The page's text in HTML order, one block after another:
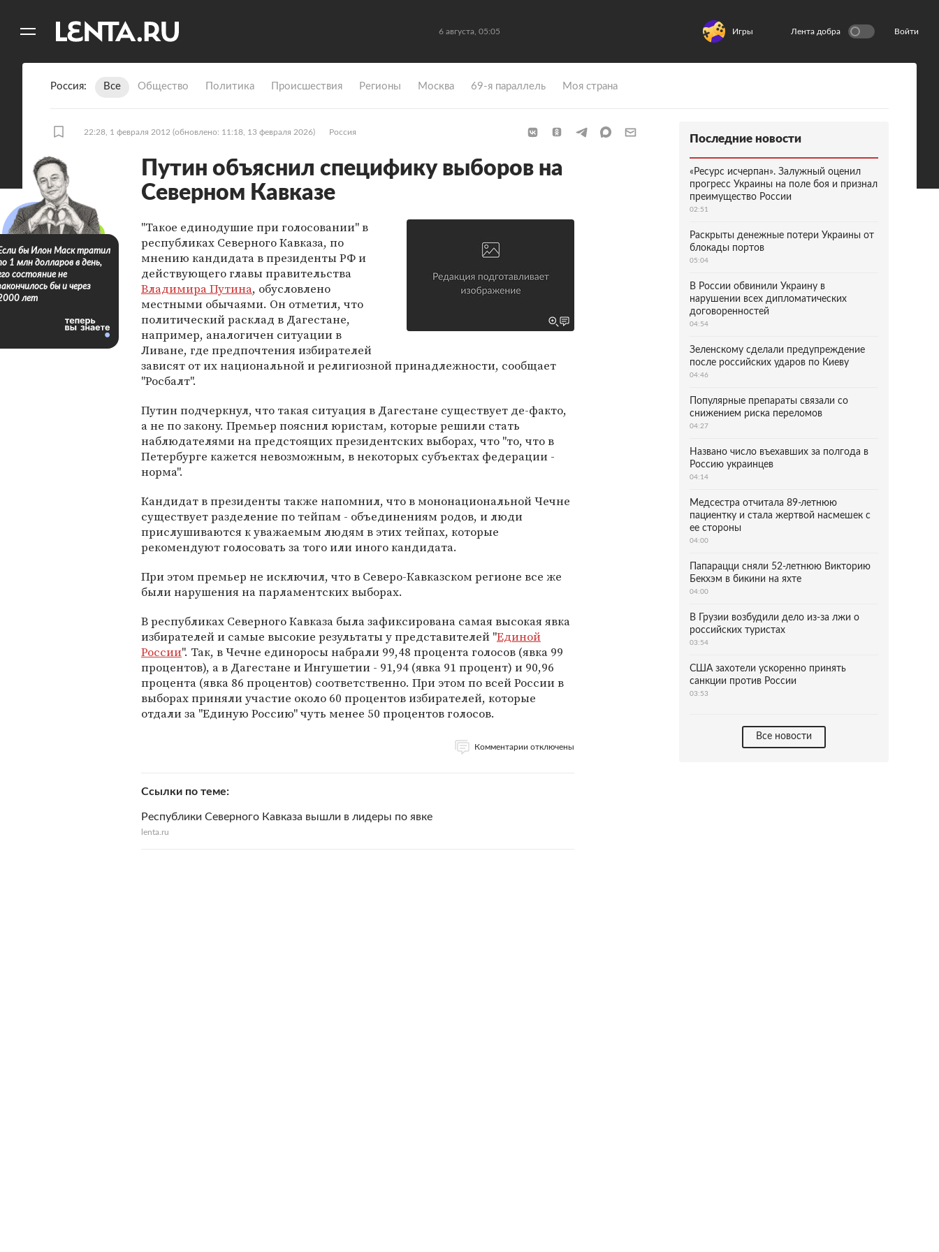
6 августа, 05:05 Игры Лента добра Войти
Россия Все Общество Политика Происшествия Регионы Москва 69-я параллель Моя страна
22:28, 1 февраля 2012 (обновлено: 11:18, 13 февраля 2026) Россия
Путин объяснил специфику выборов на
Северном Кавказе
"Такое единодушие при голосовании" в
республиках Северного Кавказа, по
мнению кандидата в президенты РФ и
действующего главы правительства
Владимира Путина, обусловлено
местными обычаями. Он отметил, что
политический расклад в Дагестане,
например, аналогичен ситуации в
Ливане, где предпочтения избирателей
зависят от их национальной и религиозной принадлежности, сообщает
"Росбалт".
Путин подчеркнул, что такая ситуация в Дагестане существует де-факто,
а не по закону. Премьер пояснил юристам, которые решили стать
наблюдателями на предстоящих президентских выборах, что "то, что в
Петербурге кажется невозможным, в некоторых субъектах федерации -
норма".
Кандидат в президенты также напомнил, что в мононациональной Чечне
существует разделение по тейпам - объединениям родов, и люди
прислушиваются к уважаемым людям в этих тейпах, которые
рекомендуют голосовать за того или иного кандидата.
При этом премьер не исключил, что в Северо-Кавказском регионе все же
были нарушения на парламентских выборах.
В республиках Северного Кавказа была зафиксирована самая высокая явка
избирателей и самые высокие результаты у представителей "Единой
России". Так, в Чечне единоросы набрали 99,48 процента голосов (явка 99
процентов), а в Дагестане и Ингушетии - 91,94 (явка 91 процент) и 90,96
процента (явка 86 процентов) соответственно. При этом по всей России в
выборах приняли участие около 60 процентов избирателей, которые
отдали за "Единую Россию" чуть менее 50 процентов голосов.
Комментарии отключены
Ссылки по теме
Республики Северного Кавказа вышли в лидеры по явке
lenta.ru
бы Илон Маск тратил
1 млн долларов в день,
состояние не
бы и через
лет
Последние новости
«Ресурс исчерпан». Залужный оценил
прогресс Украины на поле боя и признал
преимущество России
02:51
Раскрыты денежные потери Украины от
блокады портов
05:04
В России обвинили Украину в
нарушении всех дипломатических
договоренностей
04:54
Зеленскому сделали предупреждение
после российских ударов по Киеву
04:46
Популярные препараты связали со
снижением риска переломов
04:27
Названо число въехавших за полгода в
Россию украинцев
04:14
Медсестра отчитала 89-летнюю
пациентку и стала жертвой насмешек с
ее стороны
04:00
Папарацци сняли 52-летнюю Викторию
Бекхэм в бикини на яхте
04:00
В Грузии возбудили дело из-за лжи о
российских туристах
03:54
США захотели ускоренно принять
санкции против России
03:53
Все новости